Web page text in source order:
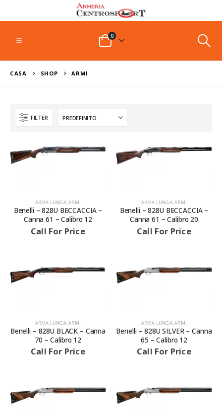
0
CASA SHOP ARMI
FILTER
ARMA LUNGA,ARMI
Benelli – 828U BECCACCIA –
Canna 61 – Calibro 12
Call For Price
ARMA LUNGA,ARMI
Benelli – 828U BECCACCIA –
Canna 61 – Calibro 20
Call For Price
ARMA LUNGA,ARMI
Benelli – 828U BLACK – Canna
70 – Calibro 12
Call For Price
ARMA LUNGA,ARMI
Benelli – 828U SILVER – Canna
65 – Calibro 12
Call For Price